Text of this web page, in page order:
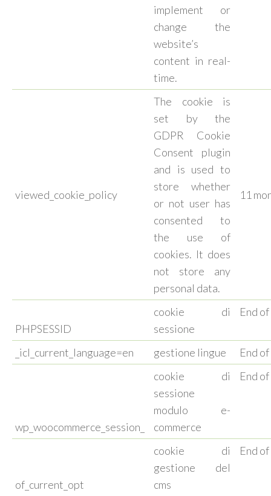
implement or
change the
website’s
content in real-
time.
viewed_cookie_policy
The cookie is
set by the
GDPR Cookie
Consent plugin
and is used to
store whether
or not user has
consented to
the use of
cookies. It does
not store any
personal data.
11
PHPSESSID
cookie di
sessione
End
_icl_current_language=en gestione lingue End
wp_woocommerce_session_
cookie di
sessione
modulo e-
commerce
End
of_current_opt
cookie di
gestione del
cms
End